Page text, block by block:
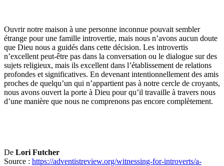
Ouvrir notre maison à une personne inconnue pouvait sembler
étrange pour une famille introvertie, mais nous n’avons aucun doute
que Dieu nous a guidés dans cette décision. Les introvertis
n’excellent peut-être pas dans la conversation ou le dialogue sur des
sujets religieux, mais ils excellent dans l’établissement de relations
profondes et significatives. En devenant intentionnellement des amis
proches de quelqu’un qui n’appartient pas à notre cercle de croyants,
nous avons ouvert la porte à Dieu pour qu’il travaille à travers nous
d’une manière que nous ne comprenons pas encore complètement.
De Lori Futcher
Source : https://adventistreview.org/witnessing-for-introverts/a-